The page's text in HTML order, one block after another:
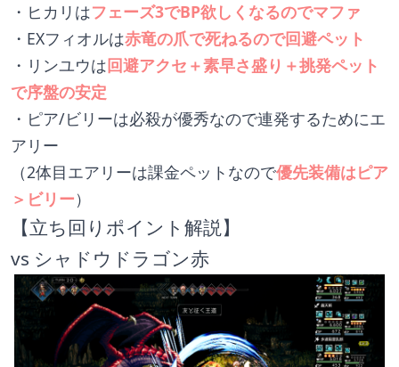
・ヒカリはフェーズ3でBP欲しくなるのでマファ
・EXフィオルは赤竜の爪で死ねるので回避ペット
・リンユウは回避アクセ＋素早さ盛り＋挑発ペット
で序盤の安定
・ピア/ビリーは必殺が優秀なので連発するためにエ
アリー
（2体目エアリーは課金ペットなので優先装備はピア
＞ビリー）
【立ち回りポイント解説】
vs シャドウドラゴン赤